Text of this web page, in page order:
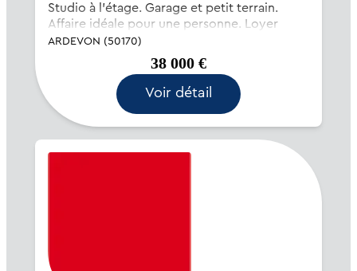
Studio à l'étage. Garage et petit terrain.
Affaire idéale pour une personne. Loyer
mensuel de 600 . Possibilité vente des murs.
ARDEVON (50170)
38 000 €
Voir détail